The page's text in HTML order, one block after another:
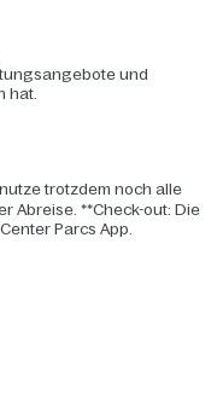
und
hat.
trotzdem noch alle
Abreise. **Check-out: Die
Parcs App.